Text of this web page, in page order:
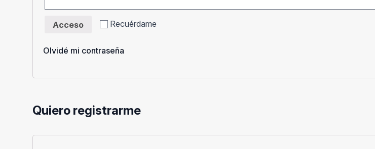
Recuérdame
Acceso
Olvidé mi contraseña
Quiero registrarme